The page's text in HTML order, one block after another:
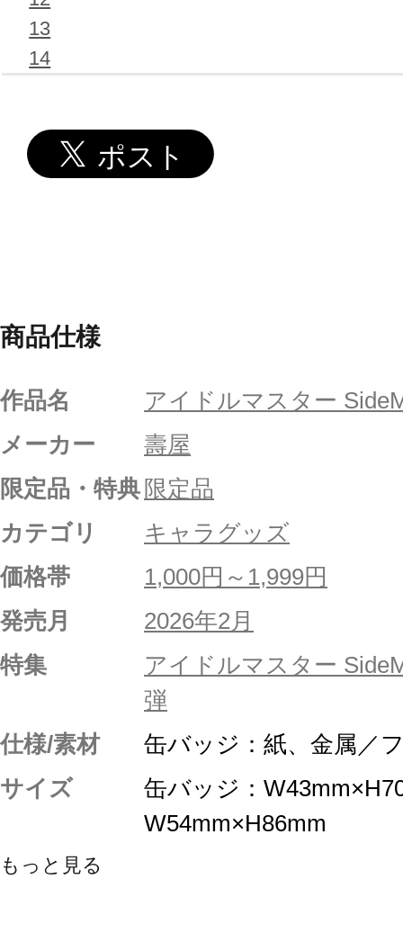
13
14
商品仕様
作品名
アイドルマスター
メーカー
壽屋
限定品・特典 限定品
カテゴリ
キャラグッズ
価格帯
1,000円～1,999円
発売月
2026年2月
特集
アイドルマスター
弾
仕様/素材
缶バッジ：紙、金属／
サイズ
缶バッジ：
W54mm×H86mm
もっと見る